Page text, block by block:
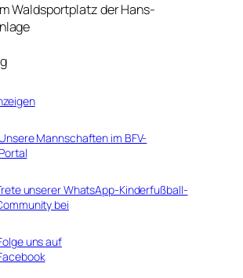
Waldsportplatz der Hans-
Unsere Mannschaften im BFV-
Portal
unserer WhatsApp-Kinderfußball-
bei
uns auf